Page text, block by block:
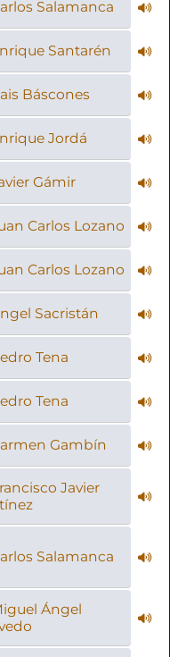
Salamanca
Santarén
Báscones
Jordá
Gámir
Carlos Lozano
Carlos Lozano
Sacristán
Tena
Tena
Gambín
Javier
Salamanca
Ángel